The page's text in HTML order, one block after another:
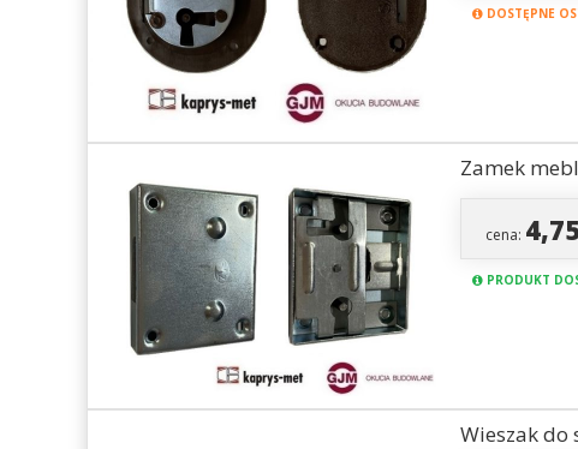
DOSTĘPNE
Zamek
cena:
PRODUKT
Wieszak do